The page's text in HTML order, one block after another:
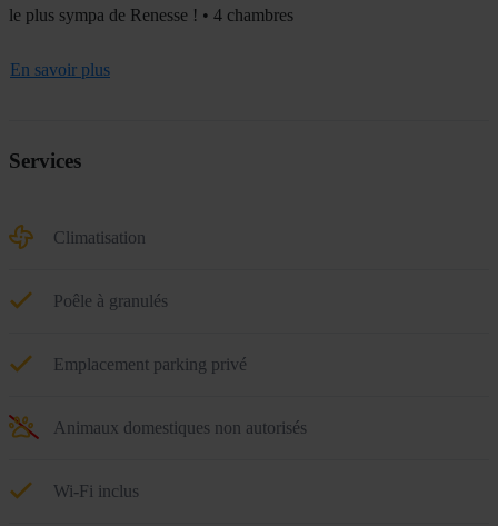
le plus sympa de Renesse ! • 4 chambres
En savoir plus
Services
Climatisation
Poêle à granulés
Emplacement parking privé
Animaux domestiques non autorisés
Wi-Fi inclus